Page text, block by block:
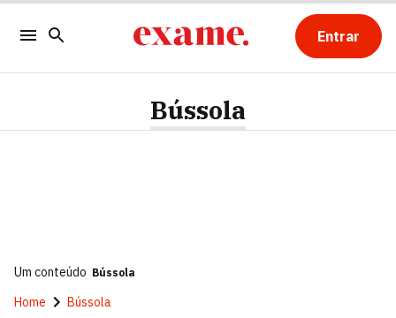
Entrar
Bússola
Um conteúdo Bússola
Home Bússola